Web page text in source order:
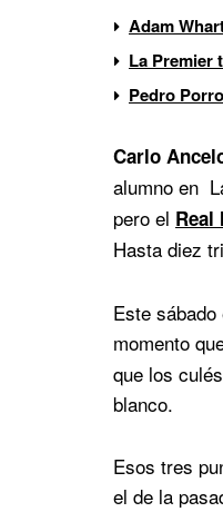
Adam
La Premier
Pedro
Carlo
alumno en
pero el Real
Hasta diez
Este
momento
que los
blanco.
Esos tres
el de la